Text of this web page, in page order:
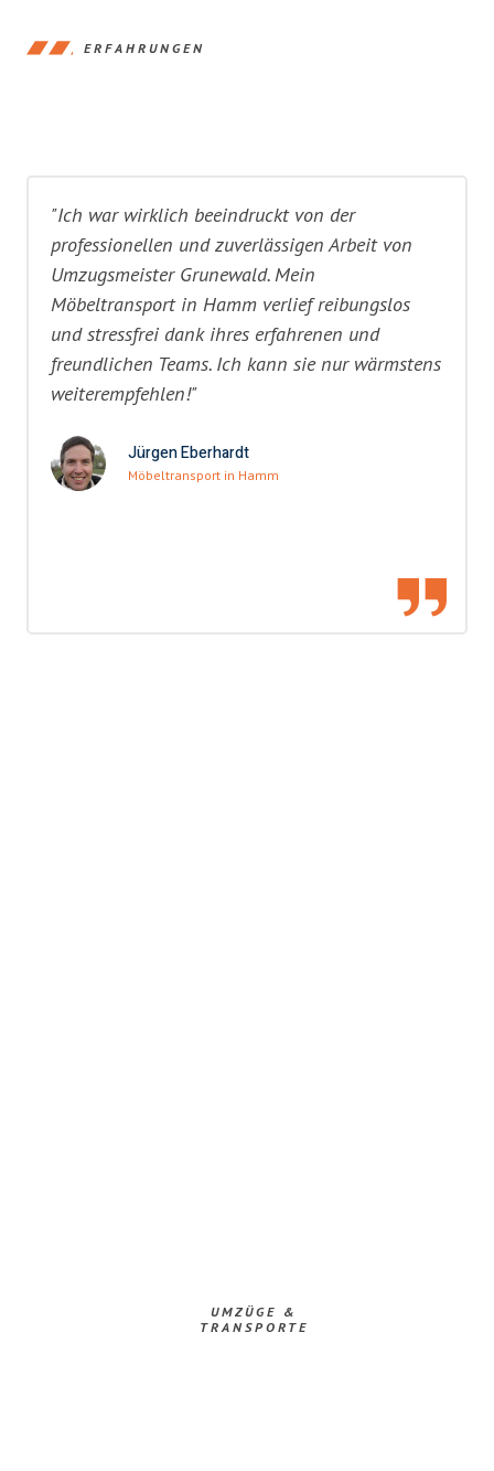
ERFAHRUNGEN
"Ich war wirklich beeindruckt von der
professionellen und zuverlässigen Arbeit von
Umzugsmeister Grunewald. Mein
Möbeltransport in Hamm verlief reibungslos
und stressfrei dank ihres erfahrenen und
freundlichen Teams. Ich kann sie nur wärmstens
weiterempfehlen!"
Jürgen Eberhardt
Möbeltransport in Hamm
UMZÜGE &
TRANSPORTE